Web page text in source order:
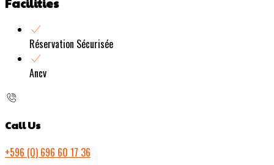
Réservation Sécurisée
Ancv
Call Us
+596 (0) 696 60 17 36